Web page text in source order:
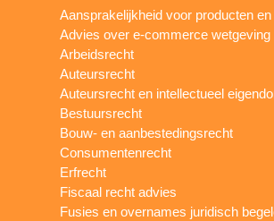
Aansprakelijkheid voor producten
Advies over e-commerce wetgeving
Arbeidsrecht
Auteursrecht
Auteursrecht en intellectueel
Bestuursrecht
Bouw- en aanbestedingsrecht
Consumentenrecht
Erfrecht
Fiscaal recht advies
Fusies en overnames juridisch